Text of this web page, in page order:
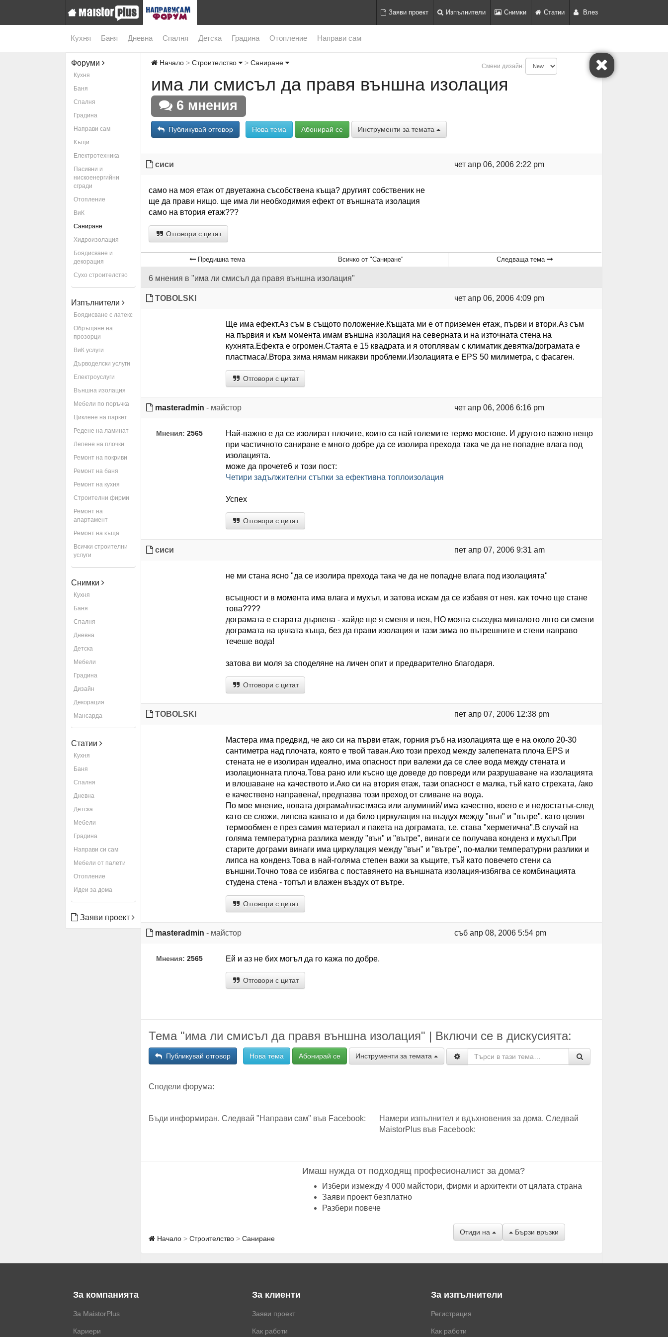
Заяви проект Изпълнители Снимки Статии Влез
Кухня Баня Дневна Спалня Детска Градина Отопление Направи сам
Форуми
Кухня
Баня
Спалня
Градина
Направи сам
Къщи
Електротехника
Пасивни и
нискоенергийни
сгради
Отопление
ВиК
Саниране
Хидроизолация
Боядисване и
декорация
Сухо строителство
Изпълнители
Боядисване с латекс
Обръщане на
прозорци
ВиК услуги
Дърводелски услуги
Електроуслуги
Външна изолация
Мебели по поръчка
Циклене на паркет
Редене на ламинат
Лепене на плочки
Ремонт на покриви
Ремонт на баня
Ремонт на кухня
Строителни фирми
Ремонт на
апартамент
Ремонт на къща
Всички строителни
услуги
Снимки
Кухня
Баня
Спалня
Дневна
Детска
Мебели
Градина
Дизайн
Декорация
Мансарда
Статии
Кухня
Баня
Спалня
Дневна
Детска
Мебели
Градина
Направи си сам
Мебели от палети
Отопление
Идеи за дома
Заяви проект
Начало Строителство Саниране Смени дизайн:
има ли смисъл да правя външна изолация
6 мнения
Публикувай отговор Нова тема Абонирай се Инструменти за темата
сиси чет апр 06, 2006 2:22 pm
само на моя етаж от двуетажна съсобствена къща? другият собственик не
ще да прави нищо. ще има ли необходимия ефект от външната изолация
само на втория етаж???
Отговори с цитат
Предишна тема Всичко от "Саниране" Следваща тема
6 мнения в "има ли смисъл да правя външна изолация"
TOBOLSKI чет апр 06, 2006 4:09 pm
Ще има ефект.Аз съм в същото положение.Къщата ми е от приземен етаж, първи и втори.Аз съм
на първия и към момента имам външна изолация на северната и на източната стена на
кухнята.Ефекта е огромен.Стаята е 15 квадрата и я отоплявам с климатик девятка/дограмата е
пластмаса/.Втора зима нямам никакви проблеми.Изолацията е EPS 50 милиметра, с фасаген.
Отговори с цитат
masteradmin - майстор чет апр 06, 2006 6:16 pm
Мнения: 2565
Най-важно е да се изолират плочите, които са най големите термо мостове. И другото важно нещо
при частичното саниране е много добре да се изолира прехода така че да не попадне влага под
изолацията.
може да прочете6 и този пост:
Четири задължителни стъпки за ефективна топлоизолация
Успех
Отговори с цитат
сиси пет апр 07, 2006 9:31 am
не ми стана ясно "да се изолира прехода така че да не попадне влага под изолацията"
всъщност и в момента има влага и мухъл, и затова искам да се избавя от нея. как точно ще стане
това????
дограмата е старата дървена - хайде ще я сменя и нея, НО моята съседка миналото лято си смени
дограмата на цялата къща, без да прави изолация и тази зима по вътрешните и стени направо
течеше вода!
затова ви моля за споделяне на личен опит и предварително благодаря.
Отговори с цитат
TOBOLSKI пет апр 07, 2006 12:38 pm
Мастера има предвид, че ако си на първи етаж, горния ръб на изолацията ще е на около 20-30
сантиметра над плочата, която е твой таван.Ако този преход между залепената плоча EPS и
стената не е изолиран идеално, има опасност при валежи да се слее вода между стената и
изолационната плоча.Това рано или късно ще доведе до повреди или разрушаване на изолацията
и влошаване на качеството и.Ако си на втория етаж, тази опасност е малка, тъй като стрехата, /ако
е качествено направена/, предпазва този преход от сливане на вода.
По мое мнение, новата дограма/пластмаса или алуминий/ има качество, което е и недостатък-след
като се сложи, липсва каквато и да било циркулация на въздух между "вън" и "вътре", като целия
термообмен е през самия материал и пакета на дограмата, т.е. става "херметична".В случай на
голяма температурна разлика между "вън" и "вътре", винаги се получава конденз и мухъл.При
старите дограми винаги има циркулация между "вън" и "вътре", по-малки температурни разлики и
липса на конденз.Това в най-голяма степен важи за къщите, тъй като повечето стени са
външни.Точно това се избягва с поставянето на външната изолация-избягва се комбинацията
студена стена - топъл и влажен въздух от вътре.
Отговори с цитат
masteradmin - майстор съб апр 08, 2006 5:54 pm
Мнения: 2565 Ей и аз не бих могъл да го кажа по добре.
Отговори с цитат
Тема "има ли смисъл да правя външна изолация" | Включи се в дискусията:
Публикувай отговор Нова тема Абонирай се Инструменти за темата
Сподели форума:
Бъди информиран. Следвай "Направи сам" във Facebook:
Намери изпълнител и вдъхновения за дома. Следвай
MaistorPlus във Facebook:
Имаш нужда от подходящ професионалист за дома?
Избери измежду 4 000 майстори, фирми и архитекти от цялата страна
Заяви проект безплатно
Разбери повече
Начало Строителство Саниране
Отиди на Бързи връзки
За компанията
За MaistorPlus
Кариери
За клиенти
Заяви проект
Как работи
За изпълнители
Регистрация
Как работи